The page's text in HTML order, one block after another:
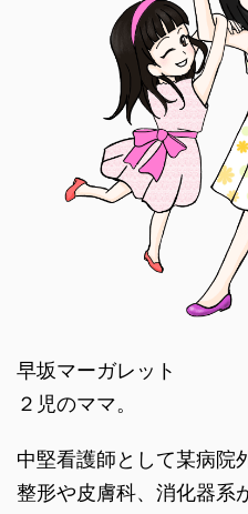
早坂マーガレット
２児のママ。
中堅看護師として某病院
整形や皮膚科、消化器系